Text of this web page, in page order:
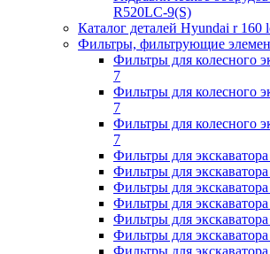
R520LC-9(S)
Каталог деталей Hyundai r 160
Фильтры, фильтрующие
Фильтры для колесного
7
Фильтры для колесного
7
Фильтры для колесного
7
Фильтры для
Фильтры для
Фильтры для
Фильтры для
Фильтры для
Фильтры для
Фильтры для